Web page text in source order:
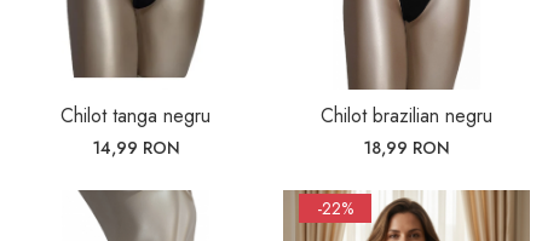
Chilot tanga negru
14,99 RON
Chilot brazilian negru
18,99 RON
-22%